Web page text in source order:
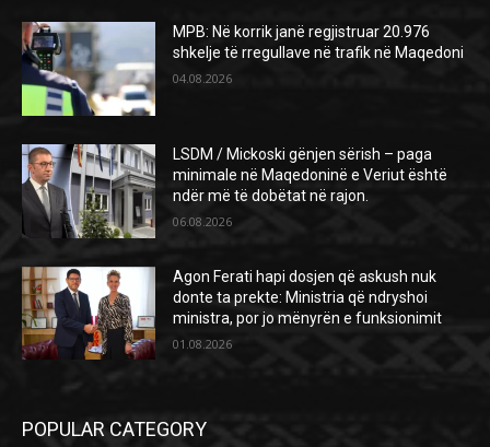
MPB: Në korrik janë regjistruar 20.976
shkelje të rregullave në trafik në Maqedoni
04.08.2026
LSDM / Mickoski gënjen sërish – paga
minimale në Maqedoninë e Veriut është
ndër më të dobëtat në rajon.
06.08.2026
Agon Ferati hapi dosjen që askush nuk
donte ta prekte: Ministria që ndryshoi
ministra, por jo mënyrën e funksionimit
01.08.2026
POPULAR CATEGORY